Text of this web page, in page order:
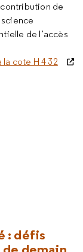
de
de l’accès
cote H 4 32
: défis